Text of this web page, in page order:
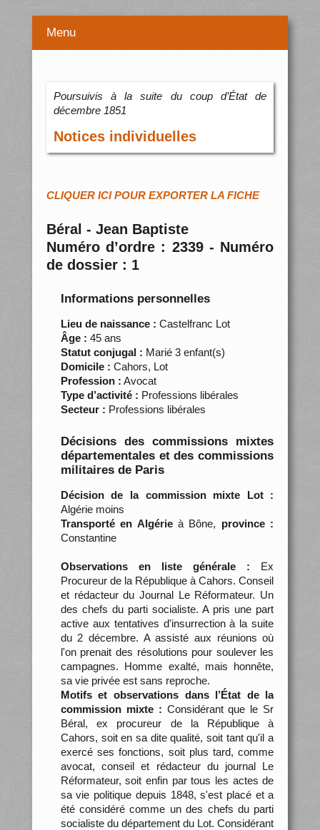
Menu
Poursuivis à la suite du coup d’État de
décembre 1851
Notices individuelles
CLIQUER ICI POUR EXPORTER LA FICHE
Béral - Jean Baptiste
Numéro d’ordre : 2339 - Numéro
de dossier : 1
Informations personnelles
Lieu de naissance : Castelfranc Lot
Âge : 45 ans
Statut conjugal : Marié 3 enfant(s)
Domicile : Cahors, Lot
Profession : Avocat
Type d’activité : Professions libérales
Secteur : Professions libérales
Décisions des commissions mixtes
départementales et des commissions
militaires de Paris
Décision de la commission mixte Lot :
Algérie moins
Transporté en Algérieà Bône, province :
Constantine
Observations en liste générale : Ex
Procureur de la République à Cahors. Conseil
et rédacteur du Journal Le Réformateur. Un
des chefs du parti socialiste. A pris une part
active aux tentatives d'insurrection à la suite
du 2 décembre. A assisté aux réunions où
l'on prenait des résolutions pour soulever les
campagnes. Homme exalté, mais honnête,
sa vie privée est sans reproche.
Motifs et observations dans l’État de la
commission mixte : Considérant que le Sr
Béral, ex procureur de la République à
Cahors, soit en sa dite qualité, soit tant qu'il a
exercé ses fonctions, soit plus tard, comme
avocat, conseil et rédacteur du journal Le
Réformateur, soit enfin par tous les actes de
sa vie politique depuis 1848, s'est placé et a
été considéré comme un des chefs du parti
socialiste du département du Lot. Considérant